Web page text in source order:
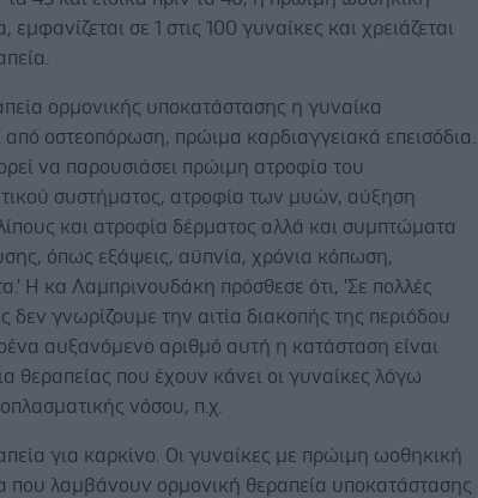
εμφανίζεται σε 1 στις 100 γυναίκες και χρειάζεται
ορμονικής υποκατάστασης η γυναίκα
από οστεοπόρωση, πρώιμα καρδιαγγειακά επεισόδια.
να παρουσιάσει πρώιμη ατροφία του
συστήματος, ατροφία των μυών, αύξηση
και ατροφία δέρματος αλλά και συμπτώματα
όπως εξάψεις, αϋπνία, χρόνια κόπωση,
Η κα Λαμπρινουδάκη πρόσθεσε ότι, 'Σε πολλές
δεν γνωρίζουμε την αιτία διακοπής της περιόδου
αυξανόμενο αριθμό αυτή η κατάσταση είναι
θεραπείας που έχουν κάνει οι γυναίκες λόγω
νόσου, π.χ.
για καρκίνο. Οι γυναίκες με πρώιμη ωοθηκική
που λαμβάνουν ορμονική θεραπεία υποκατάστασης